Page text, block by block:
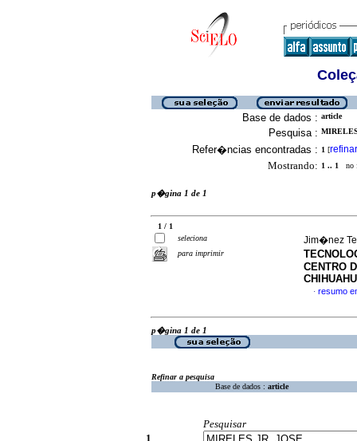
Base de dados : article
Pesquisa :
Refer�ncias encontradas : 1 [refinar
Mostrando: 1 .. 1 no
p�gina 1 de 1
1 / 1
seleciona
para imprimir
Jim�nez
CENTRO
· resumo
p�gina 1 de 1
Refinar a pesquisa
Base de dados : article
Pesquisar
1